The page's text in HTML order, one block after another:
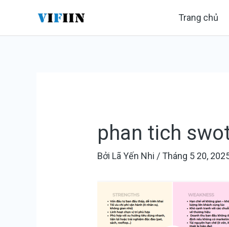
Trang chủ
phan tich
Bởi Lã Yến Nhi / Tháng 5 20,
hướng